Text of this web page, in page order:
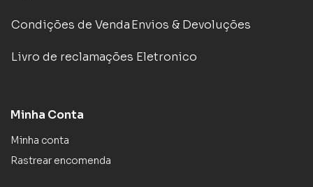
Condições de VendaEnvios & Devoluções
Livro de reclamações Eletronico
Minha Conta
Minha conta
Rastrear encomenda